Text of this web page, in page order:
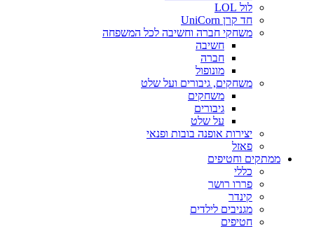
לול LOL
חד קרן UniCorn
משחקי חברה וחשיבה לכל המשפחה
חשיבה
חברה
מונופול
משחקים, גיבורים ועל שלט
משחקים
גיבורים
על שלט
יצירות אופנה בובות ופנאי
פאזל
ממתקים וחטיפים
כללי
פררו רושר
קינדר
מגניבים לילדים
חטיפים